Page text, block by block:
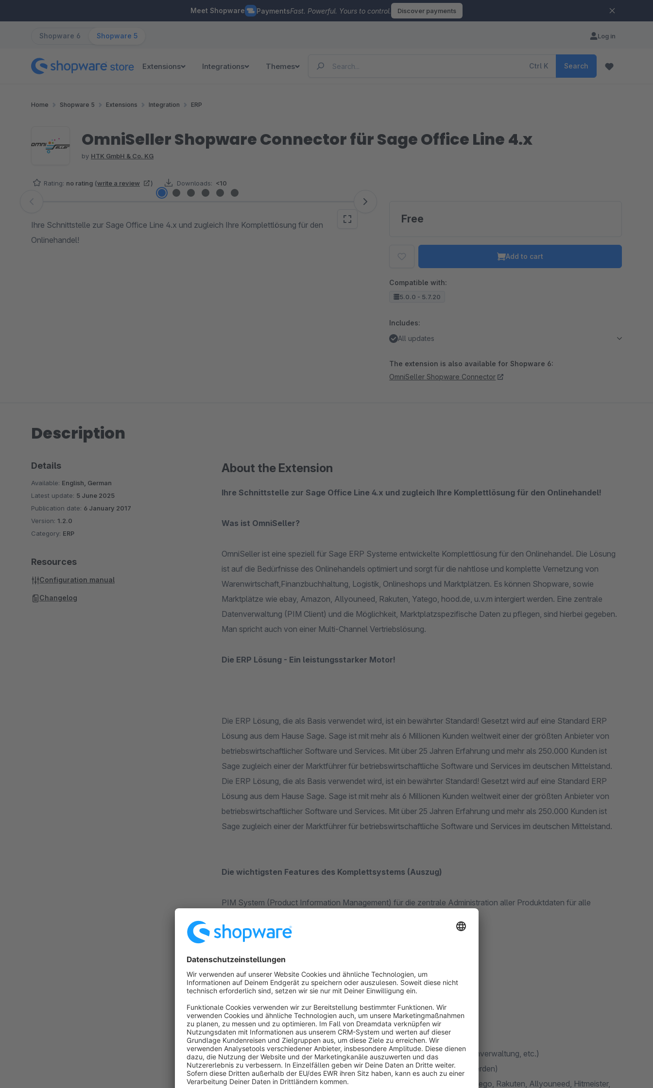
Meet Shopware PaymentsFast. Powerful. Yours to control. Discover payments
Shopware 6 Shopware 5 Log in
Extensions Integrations Themes Ctrl K Search
Home Shopware 5 Extensions Integration ERP
OmniSeller Shopware Connector für Sage Office Line 4.x
by HTK GmbH & Co. KG
Rating: no rating (write a review ) Downloads: <10
Skip image gallery
Ihre Schnittstelle zur Sage Office Line 4.x und zugleich Ihre Komplettlösung für den
Onlinehandel!
Free
Add to cart
Compatible with:
5.0.0 - 5.7.20
Includes:
All updates
The extension is also available for Shopware 6:
OmniSeller Shopware Connector
Description
About the Extension
Ihre Schnittstelle zur Sage Office Line 4.x und zugleich Ihre Komplettlösung für den Onlinehandel!
Was ist OmniSeller?
OmniSeller ist eine speziell für Sage ERP Systeme entwickelte Komplettlösung für den Onlinehandel. Die Lösung
ist auf die Bedürfnisse des Onlinehandels optimiert und sorgt für die nahtlose und komplette Vernetzung von
Warenwirtschaft,Finanzbuchhaltung, Logistik, Onlineshops und Marktplätzen. Es können Shopware, sowie
Marktplätze wie ebay, Amazon, Allyouneed, Rakuten, Yatego, hood.de, u.v.m intergiert werden. Eine zentrale
Datenverwaltung (PIM Client) und die Möglichkeit, Marktplatzspezifische Daten zu pflegen, sind hierbei gegeben.
Man spricht auch von einer Multi-Channel Vertriebslösung.
Die ERP Lösung - Ein leistungsstarker Motor!
Die ERP Lösung, die als Basis verwendet wird, ist ein bewährter Standard! Gesetzt wird auf eine Standard ERP
Lösung aus dem Hause Sage. Sage ist mit mehr als 6 Millionen Kunden weltweit einer der größten Anbieter von
betriebswirtschaftlicher Software und Services. Mit über 25 Jahren Erfahrung und mehr als 250.000 Kunden ist
Sage zugleich einer der Marktführer für betriebswirtschaftliche Software und Services im deutschen Mittelstand.
Die ERP Lösung, die als Basis verwendet wird, ist ein bewährter Standard! Gesetzt wird auf eine Standard ERP
Lösung aus dem Hause Sage. Sage ist mit mehr als 6 Millionen Kunden weltweit einer der größten Anbieter von
betriebswirtschaftlicher Software und Services. Mit über 25 Jahren Erfahrung und mehr als 250.000 Kunden ist
Sage zugleich einer der Marktführer für betriebswirtschaftliche Software und Services im deutschen Mittelstand.
Die wichtigsten Features des Komplettsystems (Auszug)
PIM System (Product Information Management) für die zentrale Administration aller Produktdaten für alle
Medienverwaltung Bilder, Dokumente, Videos, etc.
Attribute (Produktmerkmale)
Verwaltung von Produktsets
Verwaltung von Varianten
Verwaltung von Cross-Selling und Zubehörartikel (Shops)
Hinterlegung von Preise (Einzelpreise, Staffelpreise, etc.)
Mehrfach-Editierung (Cross-Selling, Kategorie- Zuordnung, Variantenverwaltung, etc.)
Multishop –fähig (es können unbegrenzt viele Shops angebunden werden)
Es werden alle gängigen Marktplätze unterstützt (eBay, Amazon, Yatego, Rakuten, Allyouneed, Hitmeister,
Details
Available: English, German
Latest update: 5 June 2025
Publication date: 6 January 2017
Version: 1.2.0
Category: ERP
Resources
Configuration manual
Changelog